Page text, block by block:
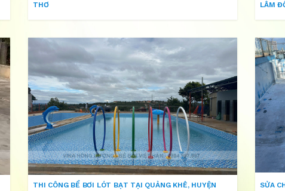
THƠ
LÂM
THI CÔNG BỂ BƠI LÓT BẠT TẠI QUẢNG KHÊ, HUYỆN
SỬA